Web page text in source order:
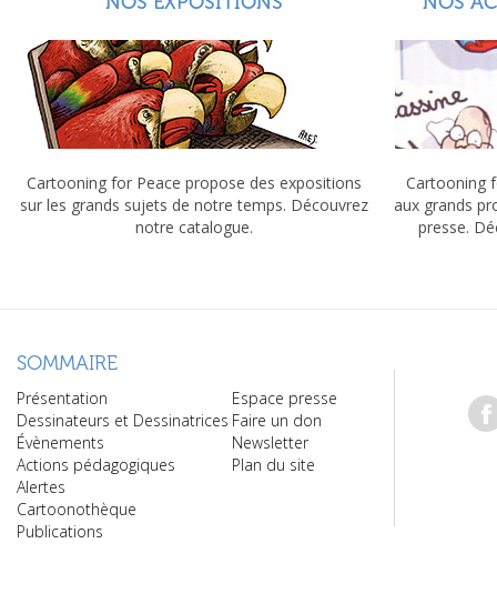
Cartooning for Peace propose des expositions
sur les grands sujets de notre temps. Découvrez
notre catalogue.
Cartooning
aux grands
presse.
SOMMAIRE
Présentation
Dessinateurs et Dessinatrices
Évènements
Actions pédagogiques
Alertes
Cartoonothèque
Publications
Espace presse
Faire un don
Newsletter
Plan du site